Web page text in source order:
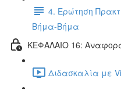
4. Ερώτηση
Βήμα-Βήμα
ΚΕΦΑΛΑΙΟ 16:
Διδασκαλία με